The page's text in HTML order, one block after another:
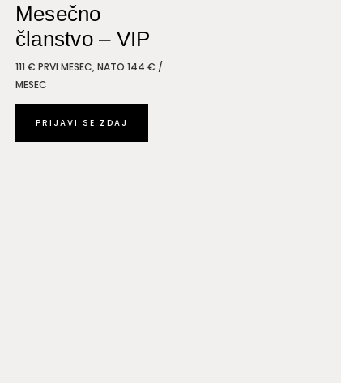
Mesečno
članstvo – VIP
111 € PRVI MESEC, NATO 144 € /
MESEC
PRIJAVI SE ZDAJ